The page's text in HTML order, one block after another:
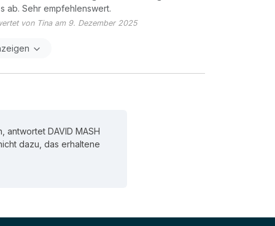
ab. Sehr empfehlenswert.
von Tina am 9. Dezember 2025
antwortet DAVID MASH
dazu, das erhaltene